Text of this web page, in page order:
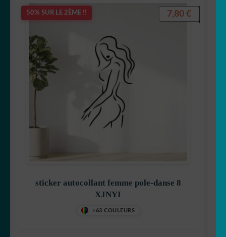
50% SUR LE 2ÈME !!
sticker autocollant femme pole-danse 8
XJNYI
+63 COULEURS
7,80 €